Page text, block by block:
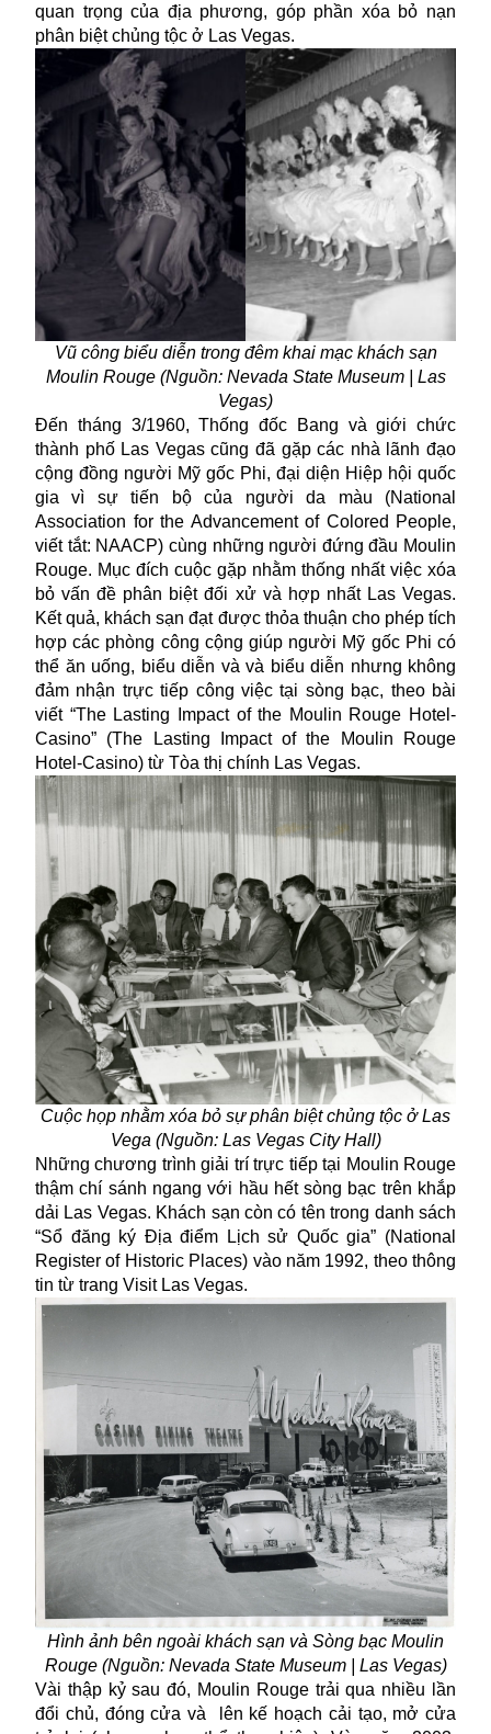
quan trọng của địa phương, góp phần xóa bỏ nạn
phân biệt chủng tộc ở Las Vegas.
Vũ công biểu diễn trong đêm khai mạc khách sạn
Moulin Rouge (Nguồn: Nevada State Museum | Las
Vegas)
Đến tháng 3/1960, Thống đốc Bang và giới chức
thành phố Las Vegas cũng đã gặp các nhà lãnh đạo
cộng đồng người Mỹ gốc Phi, đại diện Hiệp hội quốc
gia vì sự tiến bộ của người da màu (National
Association for the Advancement of Colored People,
viết tắt: NAACP) cùng những người đứng đầu Moulin
Rouge. Mục đích cuộc gặp nhằm thống nhất việc xóa
bỏ vấn đề phân biệt đối xử và hợp nhất Las Vegas.
Kết quả, khách sạn đạt được thỏa thuận cho phép tích
hợp các phòng công cộng giúp người Mỹ gốc Phi có
thể ăn uống, biểu diễn và và biểu diễn nhưng không
đảm nhận trực tiếp công việc tại sòng bạc, theo bài
viết “The Lasting Impact of the Moulin Rouge Hotel-
Casino” (The Lasting Impact of the Moulin Rouge
Hotel-Casino) từ Tòa thị chính Las Vegas.
Cuộc họp nhằm xóa bỏ sự phân biệt chủng tộc ở Las
Vega (Nguồn: Las Vegas City Hall)
Những chương trình giải trí trực tiếp tại Moulin Rouge
thậm chí sánh ngang với hầu hết sòng bạc trên khắp
dải Las Vegas. Khách sạn còn có tên trong danh sách
“Sổ đăng ký Địa điểm Lịch sử Quốc gia” (National
Register of Historic Places) vào năm 1992, theo thông
tin từ trang Visit Las Vegas.
Hình ảnh bên ngoài khách sạn và Sòng bạc Moulin
Rouge (Nguồn: Nevada State Museum | Las Vegas)
Vài thập kỷ sau đó, Moulin Rouge trải qua nhiều lần
đổi chủ, đóng cửa và lên kế hoạch cải tạo, mở cửa